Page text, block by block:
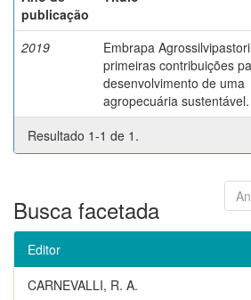
publicação
2019
Embrapa
primeiras contribuições
desenvolvimento de uma
agropecuária sustentável.
Resultado 1-1 de 1.
Busca facetada
Editor
CARNEVALLI, R. A.